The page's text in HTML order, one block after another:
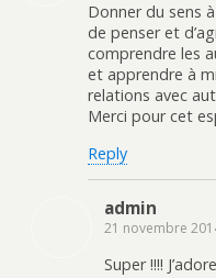
Donner du sens
de penser et
comprendre les
et apprendre à
relations avec
Merci pour cet
Reply
admin
21 novembre
Super !!!!